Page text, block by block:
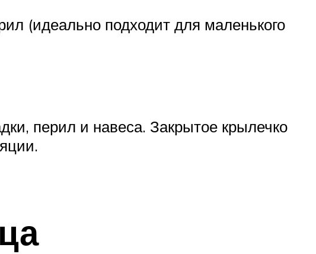
(идеально подходит для маленького
перил и навеса. Закрытое крылечко